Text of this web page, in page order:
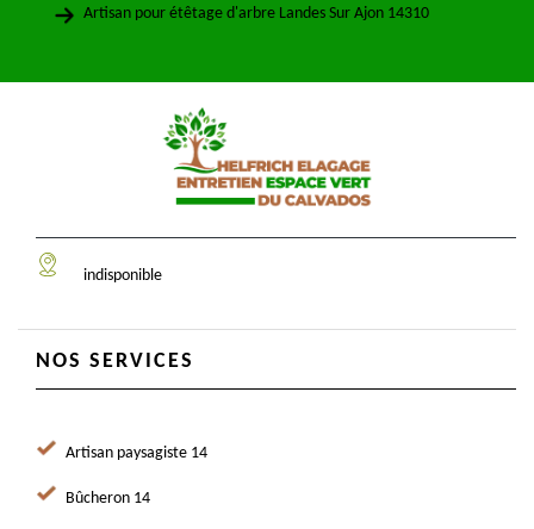
Artisan pour étêtage d'arbre Landes Sur Ajon 14310
indisponible
NOS SERVICES
Artisan paysagiste 14
Bûcheron 14